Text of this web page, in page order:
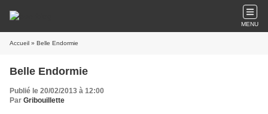
MENU
Accueil » Belle Endormie
Belle Endormie
Publié le 20/02/2013 à 12:00
Par Gribouillette